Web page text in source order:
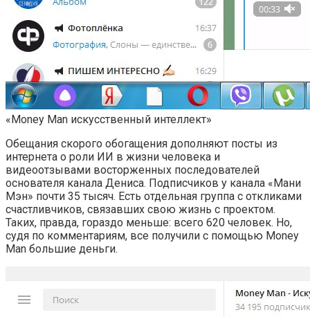
«Money Man искусственный интеллект»
Обещания скорого обогащения дополняют посты из
интернета о роли ИИ в жизни человека и
видеоотзывами восторженных последователей
основателя канала Дениса. Подписчиков у канала «Мани
Мэн» почти 35 тысяч. Есть отдельная группа с откликами
счастливчиков, связавших свою жизнь с проектом.
Таких, правда, гораздо меньше: всего 620 человек. Но,
судя по комментариям, все получили с помощью Money
Man большие деньги.